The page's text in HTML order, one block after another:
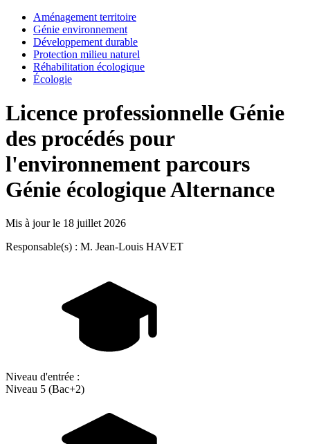
Aménagement territoire
Génie environnement
Développement durable
Protection milieu naturel
Réhabilitation écologique
Écologie
Licence professionnelle Génie
des procédés pour
l'environnement parcours
Génie écologique Alternance
Mis à jour le 18 juillet 2026
Responsable(s) : M. Jean-Louis HAVET
Niveau d'entrée :
Niveau 5 (Bac+2)